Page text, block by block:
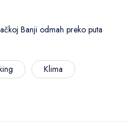
Banji odmah preko puta
Klima